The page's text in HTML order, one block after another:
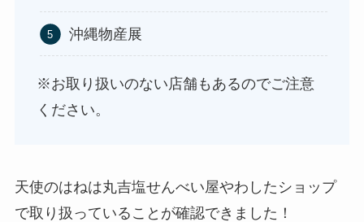
沖縄物産展
※お取り扱いのない店舗もあるのでご注意
ください。
天使のはねは丸吉塩せんべい屋やわしたショップ
で取り扱っていることが確認できました！